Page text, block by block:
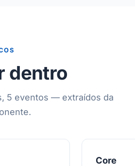
dentro
5 eventos — extraídos da
Core